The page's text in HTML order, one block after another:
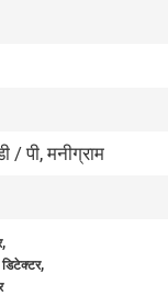
/ पी, मनीग्राम
,
,